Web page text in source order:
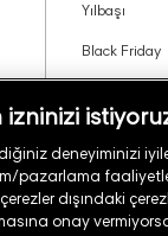
Yılbaşı
Black Friday
deneyiminizi
pazarlama
dışındaki
onay